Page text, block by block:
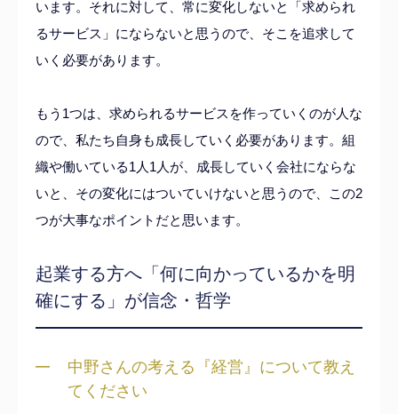
います。それに対して、常に変化しないと「求められ
るサービス」にならないと思うので、そこを追求して
いく必要があります。
もう1つは、求められるサービスを作っていくのが人な
ので、私たち自身も成長していく必要があります。組
織や働いている1人1人が、成長していく会社にならな
いと、その変化にはついていけないと思うので、この2
つが大事なポイントだと思います。
起業する方へ「何に向かっているかを明
確にする」が信念・哲学
中野さんの考える『経営』について教え
てください